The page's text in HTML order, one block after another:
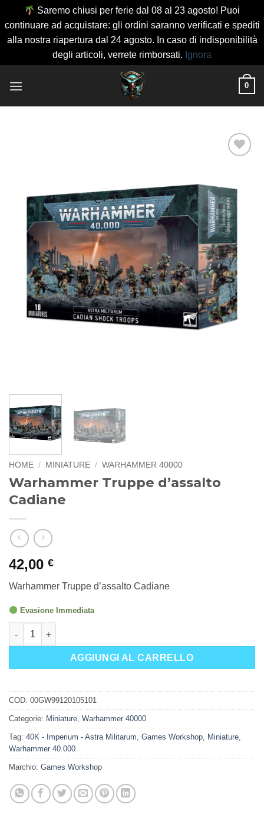
Saremo chiusi per ferie dal 08 al 23 agosto! Puoi
continuare ad acquistare: gli ordini saranno verificati e spediti
alla nostra riapertura dal 24 agosto. In caso di indisponibilità
degli articoli, verrete rimborsati. Ignora
0
dei
desideri
HOME / MINIATURE / WARHAMMER 40000
Warhammer Truppe d’assalto
Cadiane
42,00 €
Warhammer Truppe d’assalto Cadiane
Evasione Immediata
Warhammer Truppe d'assalto Cadiane quantità
AGGIUNGI AL CARRELLO
COD: 00GW99120105101
Categorie: Miniature, Warhammer 40000
Tag: 40K - Imperium - Astra Militarum, Games Workshop, Miniature,
Warhammer 40.000
Marchio: Games Workshop